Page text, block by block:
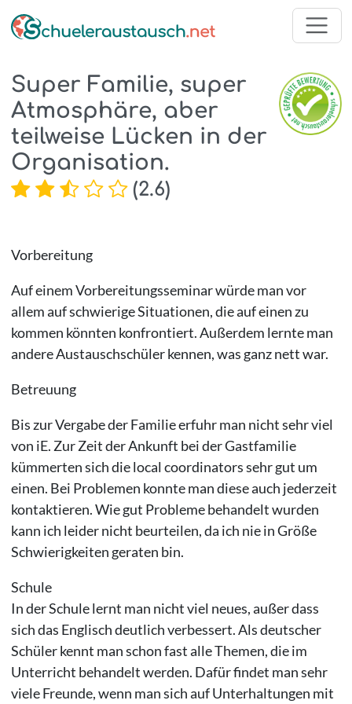
Super Familie, super
Atmosphäre, aber
teilweise Lücken in der
Organisation.
(2.6)
Vorbereitung
Auf einem Vorbereitungsseminar würde man vor
allem auf schwierige Situationen, die auf einen zu
kommen könnten konfrontiert. Außerdem lernte man
andere Austauschschüler kennen, was ganz nett war.
Betreuung
Bis zur Vergabe der Familie erfuhr man nicht sehr viel
von iE. Zur Zeit der Ankunft bei der Gastfamilie
kümmerten sich die local coordinators sehr gut um
einen. Bei Problemen konnte man diese auch jederzeit
kontaktieren. Wie gut Probleme behandelt wurden
kann ich leider nicht beurteilen, da ich nie in Größe
Schwierigkeiten geraten bin.
Schule
In der Schule lernt man nicht viel neues, außer dass
sich das Englisch deutlich verbessert. Als deutscher
Schüler kennt man schon fast alle Themen, die im
Unterricht behandelt werden. Dafür findet man sehr
viele Freunde, wenn man sich auf Unterhaltungen mit